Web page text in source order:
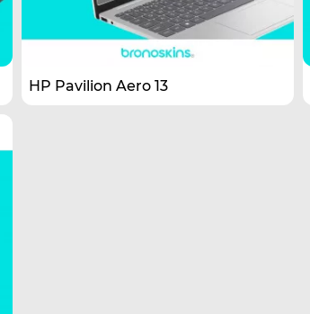
HP Pavilion Aero 13